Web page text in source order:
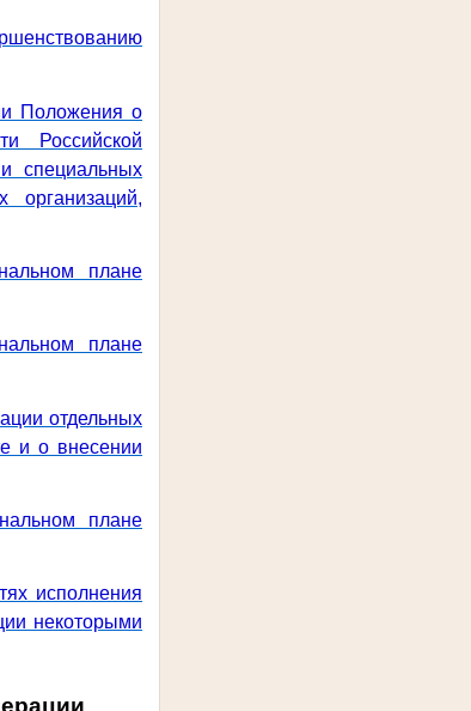
Положения о
Российской
специальных
организаций,
плане
плане
отдельных
и о внесении
плане
исполнения
некоторыми